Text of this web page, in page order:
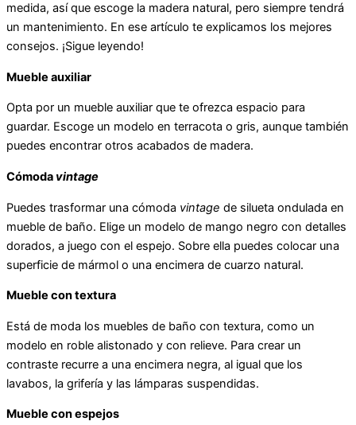
medida, así que escoge la madera natural, pero siempre tendrá
un mantenimiento. En ese artículo te explicamos los mejores
consejos. ¡Sigue leyendo!
Mueble auxiliar
Opta por un mueble auxiliar que te ofrezca espacio para
guardar. Escoge un modelo en terracota o gris, aunque también
puedes encontrar otros acabados de madera.
Cómoda vintage
Puedes trasformar una cómoda vintage de silueta ondulada en
mueble de baño. Elige un modelo de mango negro con detalles
dorados, a juego con el espejo. Sobre ella puedes colocar una
superficie de mármol o una encimera de cuarzo natural.
Mueble con textura
Está de moda los muebles de baño con textura, como un
modelo en roble alistonado y con relieve. Para crear un
contraste recurre a una encimera negra, al igual que los
lavabos, la grifería y las lámparas suspendidas.
Mueble con espejos